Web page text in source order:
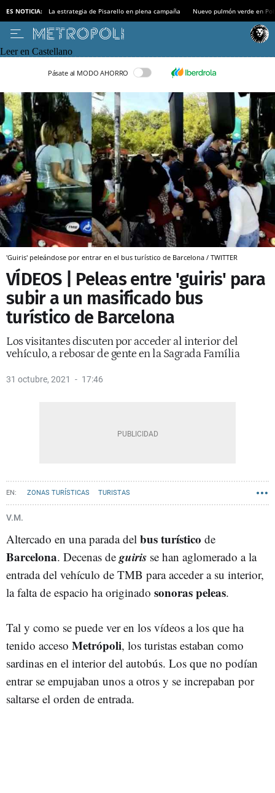
ES NOTICIA: La estrategia de Pisarello en plena campaña Nuevo pulmón verde en
Leer en Castellano
Pásate al MODO AHORRO
'Guiris' peleándose por entrar en el bus turístico de Barcelona / TWITTER
VÍDEOS | Peleas entre 'guiris' para
subir a un masificado bus
turístico de Barcelona
Los visitantes discuten por acceder al interior del
vehículo, a rebosar de gente en la Sagrada Família
31 octubre, 2021 17:46
ZONAS TURÍSTICAS TURISTAS
V.M.
Altercado en una parada del bus turístico de
Barcelona. Decenas de guiris se han aglomerado a la
entrada del vehículo de TMB para acceder a su interior,
la falta de espacio ha originado sonoras peleas.
Tal y como se puede ver en los vídeos a los que ha
tenido acceso Metrópoli, los turistas estaban como
sardinas en el interior del autobús. Los que no podían
entrar se empujaban unos a otros y se increpaban por
saltarse el orden de entrada.